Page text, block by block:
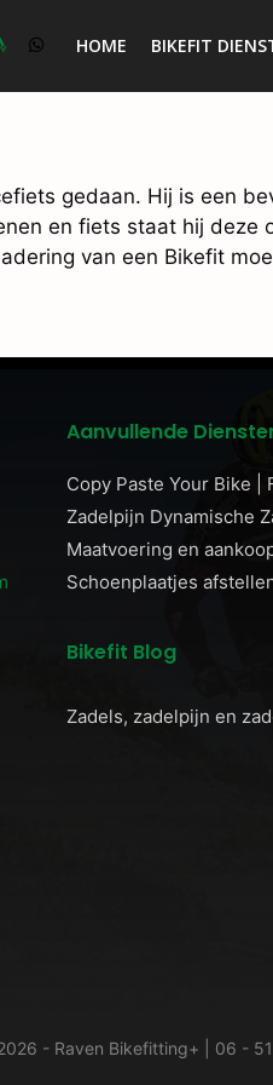
HOME BIKEFIT
gedaan. Hij is een
en fiets staat hij
van een Bikefit
Aanvullende
Copy Paste Your Bike |
Zadelpijn Dynamische
Maatvoering en
Schoenplaatjes
Bikefit Blog
Zadels, zadelpijn en
- Raven Bikefitting+ | 06 -